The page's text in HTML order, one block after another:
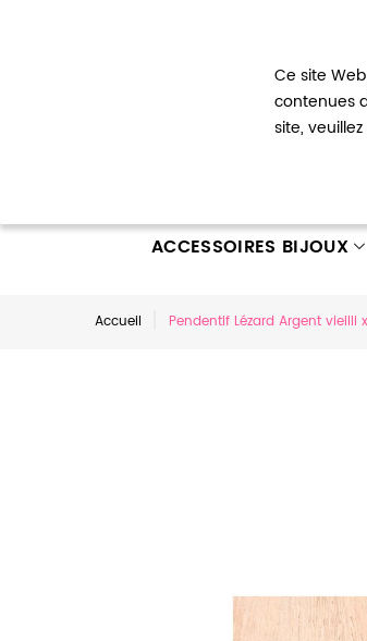
Ce site
contenues
site,
ACCESSOIRES BIJOUX
Accueil Pendentif Lézard Argent vieilli